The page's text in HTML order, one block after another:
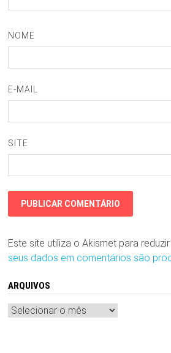
NOME
E-MAIL
SITE
Este site utiliza o Akismet para reduzir
seus dados em comentários são
ARQUIVOS
Arquivos